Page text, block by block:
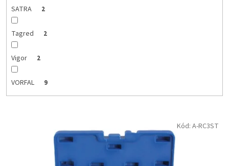
SATRA 2
Tagred 2
Vigor 2
VORFAL 9
Kód: A-RC3ST